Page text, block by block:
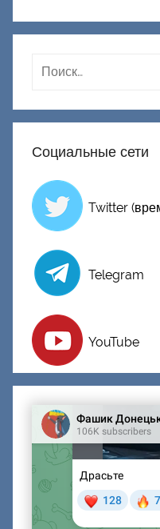
Социальные сети
Twitter
Telegram
YouTube